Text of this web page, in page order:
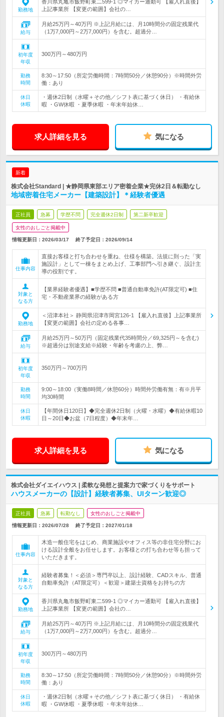
勤務地
香川県丸亀市飯野町東二599-1 ◎マイカー通勤可 【雇入れ直後】
上記事業所 【変更の範囲】会社の…
給与
月給25万円～40万円 ※上記月給には、月10時間分の固定残業代
（1万7,000円～2万7,000円）を含む。超過分…
初年度
年収
300万円～480万円
勤務
時間
8:30～17:50（所定労働時間：7時間50分／休憩90分）※時間外労
働：あり
休日
休暇
・週休2日制（水曜＋その他／シフト表に基づく休日） ・有給休
暇 ・GW休暇 ・夏季休暇 ・年末年始休…
求人詳細を見る 気になる
新着
株式会社Standard | ★静岡県東部エリア密着企業★完休2日＆転勤なし
地域密着住宅メーカー【建築設計】＊経験者優遇
正社員 急募 学歴不問 完全週休2日制 第二新卒歓迎
女性のおしごと掲載中
情報更新日：2026/03/17 終了予定日： 2026/09/14
仕事内容
直接お客様と打ち合わせを重ね、仕様を構築。法規に則った「実
施設計」として一棟をまとめ上げ、工事部門へ引き継ぐ、設計主
導の役割です。
対象と
なる方
【業界経験者優遇】■学歴不問 ■普通自動車免許(AT限定可) ■住
宅・不動産業界の経験がある方
勤務地
＜沼津本社＞ 静岡県沼津市岡宮126-1 【雇入れ直後】上記事業所
【変更の範囲】会社の定める各事…
給与
月給25万円～50万円（固定残業代35時間分／69,325円～を含む)
※超過分は別途支給※経験・年齢を考慮の上、弊…
初年度
年収
350万円～700万円
勤務
時間
9:00～18:00（実働8時間／休憩60分）時間外労働有無：有※月平
均30時間
休日
休暇
【年間休日120日】◆完全週休2日制（火曜・水曜）◆有給休暇10
日～20日◆お盆（7日程度）◆年末年…
求人詳細を見る 気になる
株式会社ダイエイハウス | 柔軟な発想と提案力で家づくりをサポート
ハウスメーカーの【設計】経験者募集、UIターン歓迎◎
正社員 急募 転勤なし 女性のおしごと掲載中
情報更新日：2026/07/28 終了予定日： 2027/01/18
仕事内容
木造一般住宅をはじめ、商業施設やオフィス等の非住宅分野にお
ける設計全般をお任せします。お客様との打ち合わせ等も担って
いただきます。
対象と
なる方
経験者募集！＜必須＞専門卒以上、設計経験、CADスキル、普通
自動車免許（AT限定可）＜歓迎＞建築士資格をお持ちの方
勤務地
香川県丸亀市飯野町東二599-1 ◎マイカー通勤可 【雇入れ直後】
上記事業所 【変更の範囲】会社の…
給与
月給25万円～40万円 ※上記月給には、月10時間分の固定残業代
（1万7,000円～2万7,000円）を含む。超過分…
初年度
年収
300万円～480万円
勤務
時間
8:30～17:50（所定労働時間：7時間50分／休憩90分）※時間外労
働：あり
休日
休暇
・週休2日制（水曜＋その他／シフト表に基づく休日） ・有給休
暇 ・GW休暇 ・夏季休暇 ・年末年始休…